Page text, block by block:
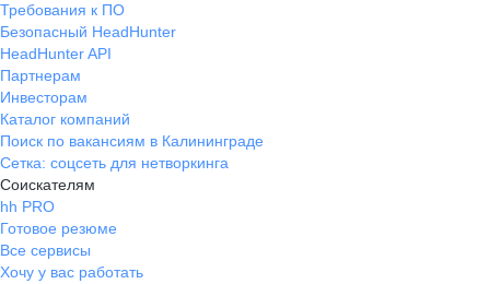
Требования к ПО
Безопасный HeadHunter
HeadHunter API
Партнерам
Инвесторам
Каталог компаний
Поиск по вакансиям в Калининграде
Сетка: соцсеть для нетворкинга
Соискателям
hh PRO
Готовое резюме
Все сервисы
Хочу у вас работать